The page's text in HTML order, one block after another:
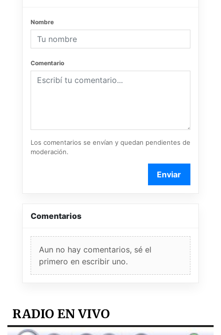
Nombre
Comentario
Los comentarios se envían y quedan pendientes de
moderación.
Enviar
Comentarios
Aun no hay comentarios, sé el
primero en escribir uno.
RADIO EN VIVO